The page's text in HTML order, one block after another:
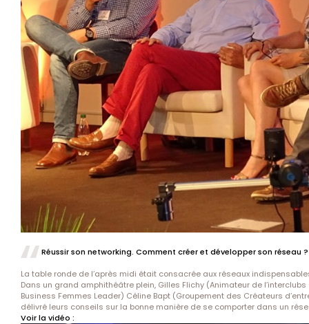
Réussir son networking. Comment créer et développer son réseau ?
La table ronde de l’après midi était consacrée aux réseaux
Dans un grand amphithéâtre plein, Gilles Flichy (Animateur de
Business Femmes Leader) Céline Bapt (Groupement des Créateurs
délivré leurs conseils sur la bonne manière de se comporter dans un
Voir la vidéo :